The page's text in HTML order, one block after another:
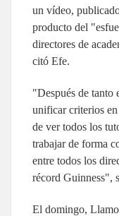
un vídeo,
producto del
directores de
citó Efe.
"Después de tanto
unificar criterios
de ver todos los
trabajar de forma
entre todos los
récord Guinness",
El domingo,